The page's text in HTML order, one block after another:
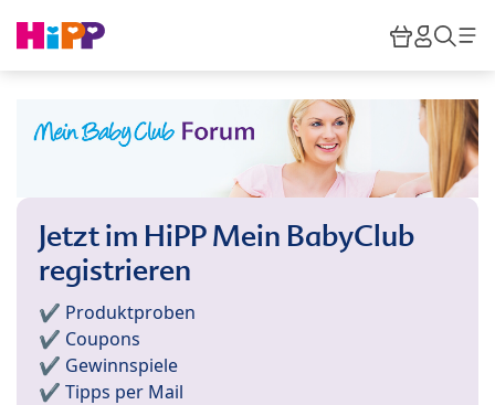
HiPP
Jetzt im HiPP Mein BabyClub
registrieren
✔️ Produktproben
✔️ Coupons
✔️ Gewinnspiele
✔️ Tipps per Mail